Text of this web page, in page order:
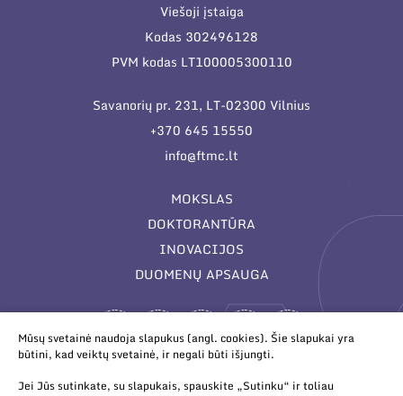
Viešoji įstaiga
Kodas 302496128
PVM kodas LT100005300110
Savanorių pr. 231, LT-02300 Vilnius
+370 645 15550
info@ftmc.lt
MOKSLAS
DOKTORANTŪRA
INOVACIJOS
DUOMENŲ APSAUGA
Mūsų svetainė naudoja slapukus (angl. cookies). Šie slapukai yra
būtini, kad veiktų svetainė, ir negali būti išjungti.
Jei Jūs sutinkate, su slapukais, spauskite „Sutinku“ ir toliau